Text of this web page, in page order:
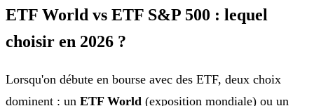
ETF World vs ETF S&P 500 : lequel
choisir en 2026 ?
Lorsqu'on débute en bourse avec des ETF, deux choix
dominent : un ETF World (exposition mondiale) ou un